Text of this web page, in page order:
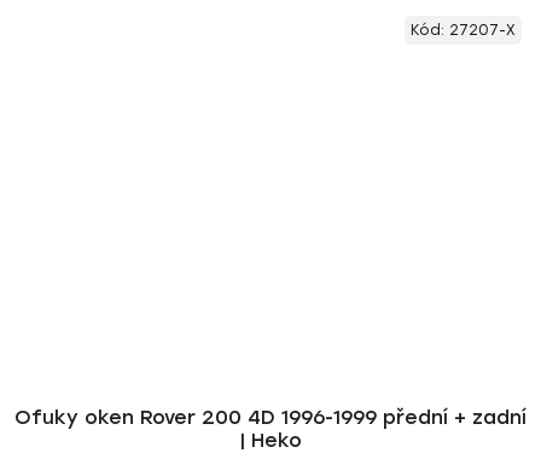
Ofuky oken Rover 200 4D 1996-1999 přední + zadní
| Heko
Kód: 27207-X